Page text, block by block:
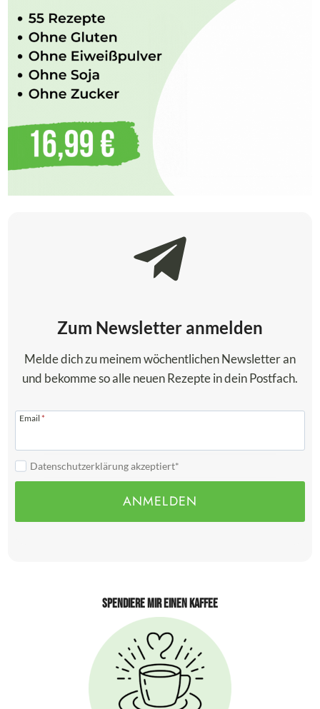
Zum Newsletter anmelden
Melde dich zu meinem wöchentlichen Newsletter an
und bekomme so alle neuen Rezepte in dein Postfach.
Email *
Datenschutzerklärung akzeptiert*
ANMELDEN
Spendiere mir einen Kaffee